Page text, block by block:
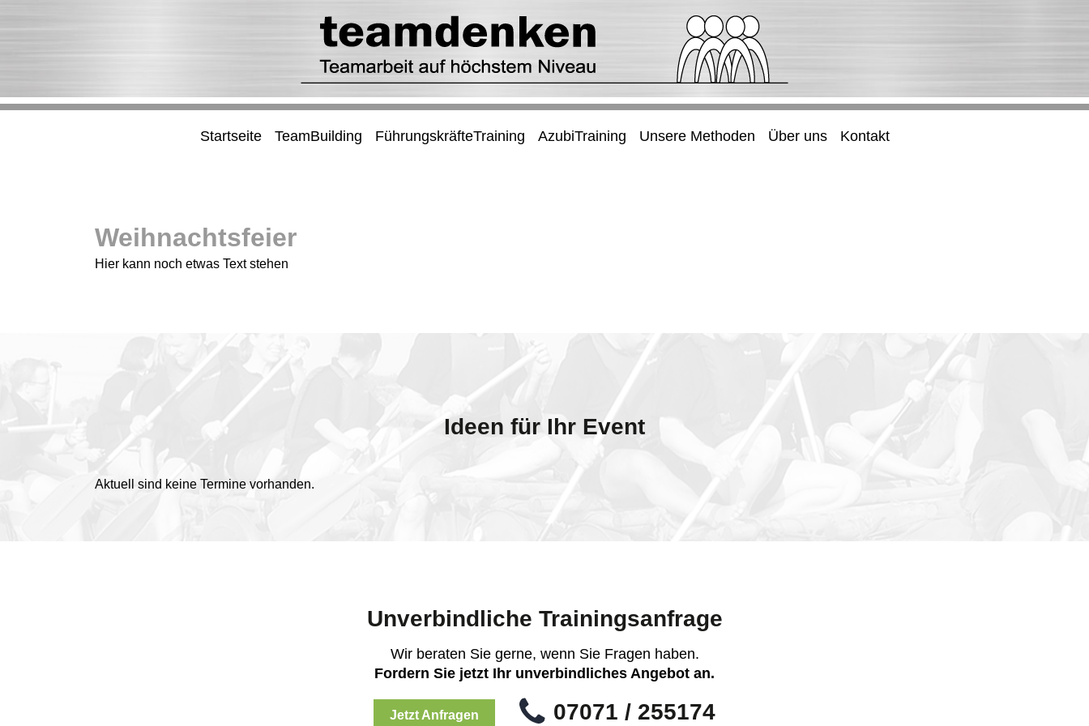
Startseite TeamBuilding FührungskräfteTraining AzubiTraining Unsere Methoden Über uns Kontakt
Weihnachtsfeier
Hier kann noch etwas Text stehen
Ideen für Ihr Event
Aktuell sind keine Termine vorhanden.
Unverbindliche Trainingsanfrage
Wir beraten Sie gerne, wenn Sie Fragen haben.
Fordern Sie jetzt Ihr unverbindliches Angebot an.
Jetzt Anfragen 07071 / 255174